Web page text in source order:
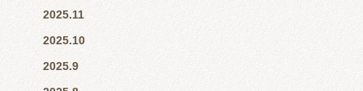
2025.11
2025.10
2025.9